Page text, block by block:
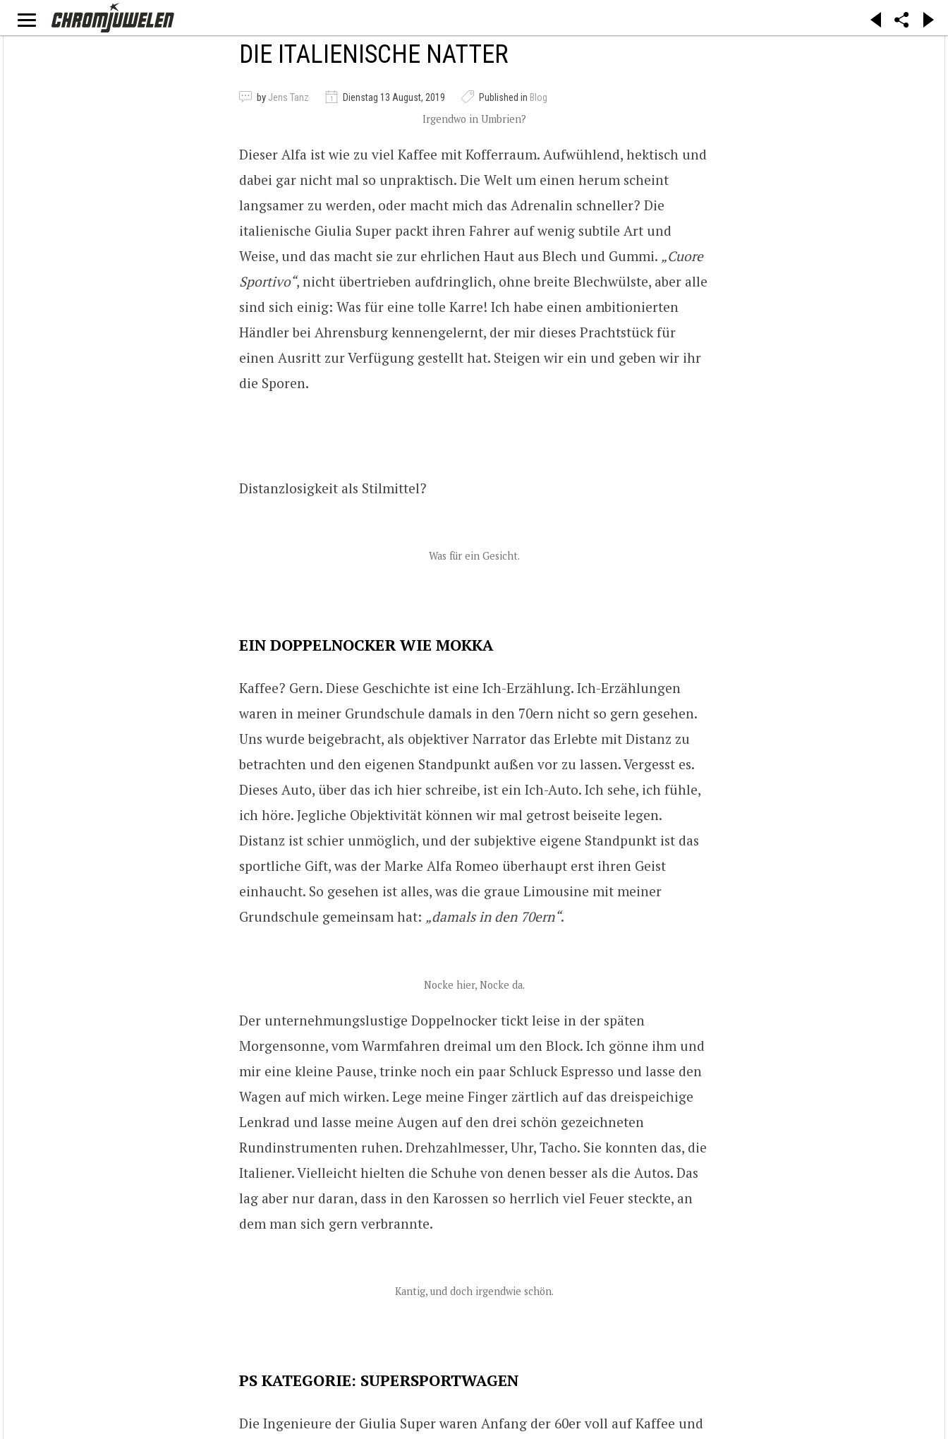
DIE ITALIENISCHE NATTER
by Jens Tanz Dienstag 13 August, 2019 Published in Blog
Irgendwo in Umbrien?
Dieser Alfa ist wie zu viel Kaffee mit Kofferraum. Aufwühlend, hektisch und
dabei gar nicht mal so unpraktisch. Die Welt um einen herum scheint
langsamer zu werden, oder macht mich das Adrenalin schneller? Die
italienische Giulia Super packt ihren Fahrer auf wenig subtile Art und
Weise, und das macht sie zur ehrlichen Haut aus Blech und Gummi. „Cuore
Sportivo“, nicht übertrieben aufdringlich, ohne breite Blechwülste, aber alle
sind sich einig: Was für eine tolle Karre! Ich habe einen ambitionierten
Händler bei Ahrensburg kennengelernt, der mir dieses Prachtstück für
einen Ausritt zur Verfügung gestellt hat. Steigen wir ein und geben wir ihr
die Sporen.
Distanzlosigkeit als Stilmittel?
Was für ein Gesicht.
EIN DOPPELNOCKER WIE MOKKA
Kaffee? Gern. Diese Geschichte ist eine Ich-Erzählung. Ich-Erzählungen
waren in meiner Grundschule damals in den 70ern nicht so gern gesehen.
Uns wurde beigebracht, als objektiver Narrator das Erlebte mit Distanz zu
betrachten und den eigenen Standpunkt außen vor zu lassen. Vergesst es.
Dieses Auto, über das ich hier schreibe, ist ein Ich-Auto. Ich sehe, ich fühle,
ich höre. Jegliche Objektivität können wir mal getrost beiseite legen.
Distanz ist schier unmöglich, und der subjektive eigene Standpunkt ist das
sportliche Gift, was der Marke Alfa Romeo überhaupt erst ihren Geist
einhaucht. So gesehen ist alles, was die graue Limousine mit meiner
Grundschule gemeinsam hat: „damals in den 70ern“.
Nocke hier, Nocke da.
Der unternehmungslustige Doppelnocker tickt leise in der späten
Morgensonne, vom Warmfahren dreimal um den Block. Ich gönne ihm und
mir eine kleine Pause, trinke noch ein paar Schluck Espresso und lasse den
Wagen auf mich wirken. Lege meine Finger zärtlich auf das dreispeichige
Lenkrad und lasse meine Augen auf den drei schön gezeichneten
Rundinstrumenten ruhen. Drehzahlmesser, Uhr, Tacho. Sie konnten das, die
Italiener. Vielleicht hielten die Schuhe von denen besser als die Autos. Das
lag aber nur daran, dass in den Karossen so herrlich viel Feuer steckte, an
dem man sich gern verbrannte.
Kantig, und doch irgendwie schön.
PS KATEGORIE: SUPERSPORTWAGEN
Die Ingenieure der Giulia Super waren Anfang der 60er voll auf Kaffee und